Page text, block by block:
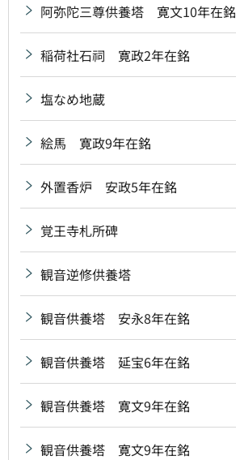
阿弥陀三尊供養塔 寛文10年在銘
稲荷社石祠 寛政2年在銘
塩なめ地蔵
絵馬 寛政9年在銘
外置香炉 安政5年在銘
覚王寺札所碑
観音逆修供養塔
観音供養塔 安永8年在銘
観音供養塔 延宝6年在銘
観音供養塔 寛文9年在銘
観音供養塔 寛文9年在銘